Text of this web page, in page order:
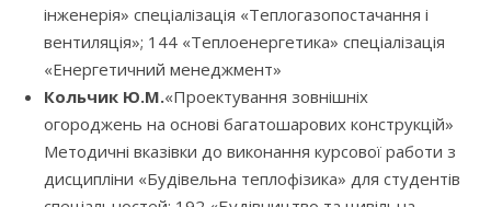
інженерія» спеціалізація «Теплогазопостачання і
вентиляція»; 144 «Теплоенергетика» спеціалізація
«Енергетичний менеджмент»
Кольчик Ю.М.«Проектування зовнішніх
огороджень на основі багатошарових конструкцій»
Методичні вказівки до виконання курсової работи з
дисципліни «Будівельна теплофізика» для студентів